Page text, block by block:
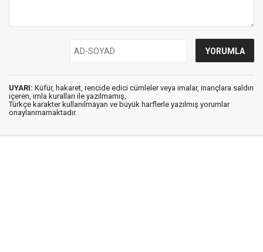
UYARI: Küfür, hakaret, rencide edici cümleler veya imalar, inançlara saldırı
içeren, imla kuralları ile yazılmamış,
Türkçe karakter kullanılmayan ve büyük harflerle yazılmış yorumlar
onaylanmamaktadır.